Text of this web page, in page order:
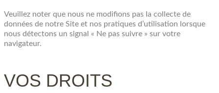
Veuillez noter que nous ne modifions pas la collecte de
données de notre Site et nos pratiques d’utilisation lorsque
nous détectons un signal « Ne pas suivre » sur votre
navigateur.
VOS DROITS